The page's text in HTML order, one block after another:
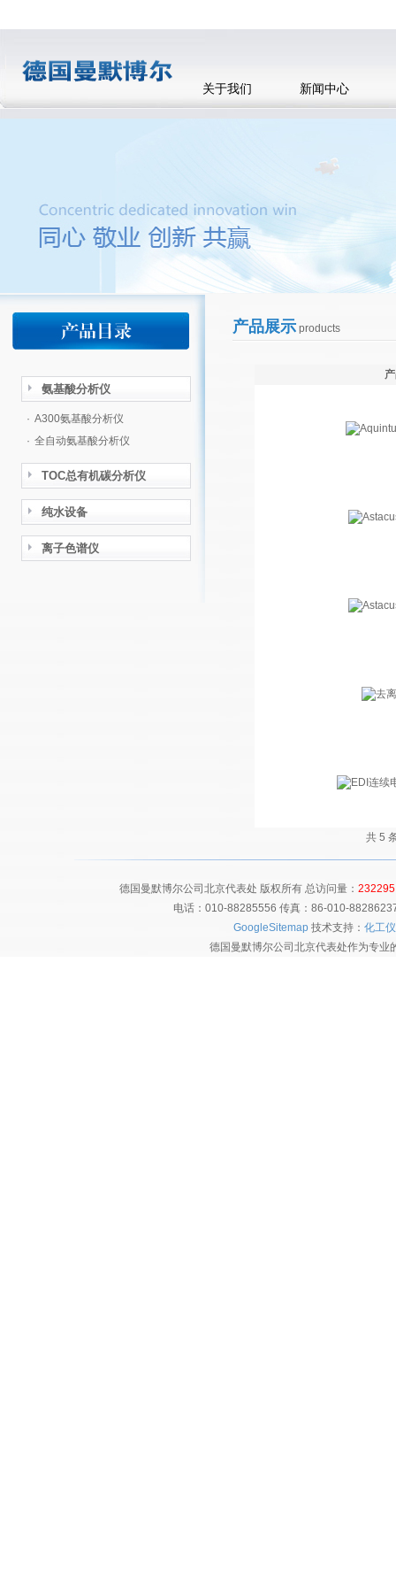
关于我们 新闻中心
氨基酸分析仪
· A300氨基酸分析仪
· 全自动氨基酸分析仪
TOC总有机碳分析仪
纯水设备
离子色谱仪
产品展示products
共 5
德国曼默博尔公司北京代表处 版权所有 总访问量： 232295
电话：010-88285556 传真：86-010-
GoogleSitemap技术支持： 化工
德国曼默博尔公司北京代表处作为专业